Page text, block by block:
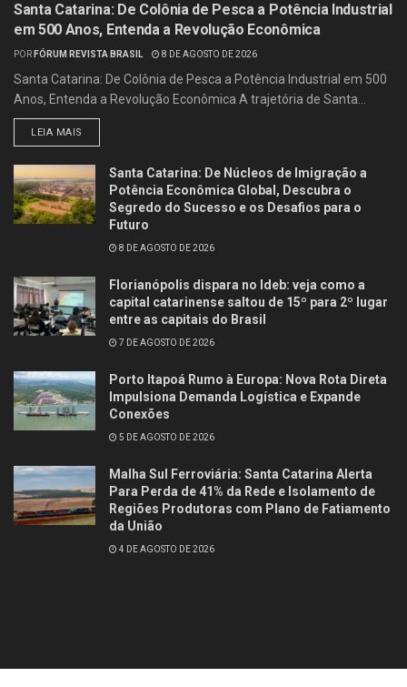
Santa Catarina: De Colônia de Pesca a Potência Industrial
em 500 Anos, Entenda a Revolução Econômica
POR FÓRUM REVISTA BRASIL 8 DE AGOSTO DE 2026
Santa Catarina: De Colônia de Pesca a Potência Industrial em 500
Anos, Entenda a Revolução Econômica A trajetória de Santa...
LEIA MAIS
Santa Catarina: De Núcleos de Imigração a
Potência Econômica Global, Descubra o
Segredo do Sucesso e os Desafios para o
Futuro
8 DE AGOSTO DE 2026
Florianópolis dispara no Ideb: veja como a
capital catarinense saltou de 15º para 2º lugar
entre as capitais do Brasil
7 DE AGOSTO DE 2026
Porto Itapoá Rumo à Europa: Nova Rota Direta
Impulsiona Demanda Logística e Expande
Conexões
5 DE AGOSTO DE 2026
Malha Sul Ferroviária: Santa Catarina Alerta
Para Perda de 41% da Rede e Isolamento de
Regiões Produtoras com Plano de Fatiamento
da União
4 DE AGOSTO DE 2026